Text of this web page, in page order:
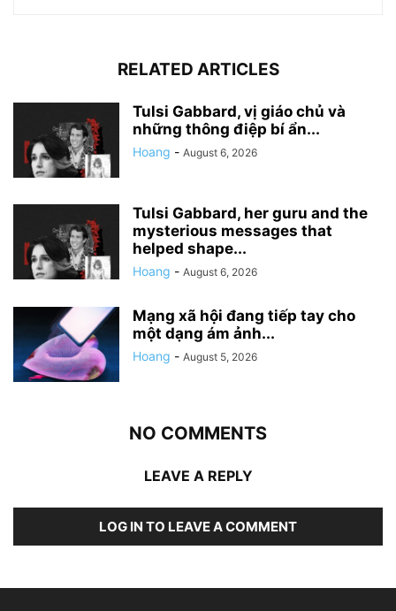
RELATED ARTICLES
Tulsi Gabbard, vị giáo chủ và
những thông điệp bí ẩn...
Hoang - August 6, 2026
Tulsi Gabbard, her guru and the
mysterious messages that
helped shape...
Hoang - August 6, 2026
Mạng xã hội đang tiếp tay cho
một dạng ám ảnh...
Hoang - August 5, 2026
NO COMMENTS
LEAVE A REPLY
LOG IN TO LEAVE A COMMENT